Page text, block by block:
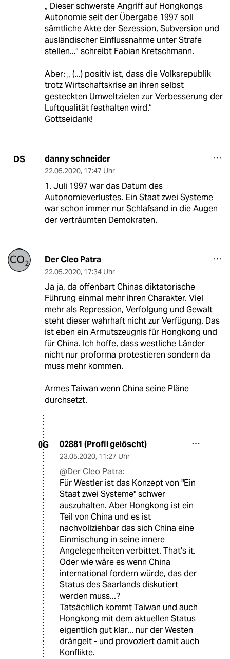
„ Dieser schwerste Angriff auf Hongkongs
Autonomie seit der Übergabe 1997 soll
sämtliche Akte der Sezession, Subversion und
ausländischer Einflussnahme unter Strafe
stellen...“ schreibt Fabian Kretschmann.
Aber: „ (...) positiv ist, dass die Volksrepublik
trotz Wirtschaftskrise an ihren selbst
gesteckten Umweltzielen zur Verbesserung der
Luftqualität festhalten wird.“
Gottseidank!
DS danny schneider
22.05.2020, 17:47 Uhr
1. Juli 1997 war das Datum des
Autonomieverlustes. Ein Staat zwei Systeme
war schon immer nur Schlafsand in die Augen
der verträumten Demokraten.
Der Cleo Patra
22.05.2020, 17:34 Uhr
Ja ja, da offenbart Chinas diktatorische
Führung einmal mehr ihren Charakter. Viel
mehr als Repression, Verfolgung und Gewalt
steht dieser wahrhaft nicht zur Verfügung. Das
ist eben ein Armutszeugnis für Hongkong und
für China. Ich hoffe, dass westliche Länder
nicht nur proforma protestieren sondern da
muss mehr kommen.
Armes Taiwan wenn China seine Pläne
durchsetzt.
0G 02881 (Profil gelöscht)
23.05.2020, 11:27 Uhr
@Der Cleo Patra:
Für Westler ist das Konzept von "Ein
Staat zwei Systeme" schwer
auszuhalten. Aber Hongkong ist ein
Teil von China und es ist
nachvollziehbar das sich China eine
Einmischung in seine innere
Angelegenheiten verbittet. That's it.
Oder wie wäre es wenn China
international fordern würde, das der
Status des Saarlands diskutiert
werden muss...?
Tatsächlich kommt Taiwan und auch
Hongkong mit dem aktuellen Status
eigentlich gut klar... nur der Westen
drängelt - und provoziert damit auch
Konflikte.